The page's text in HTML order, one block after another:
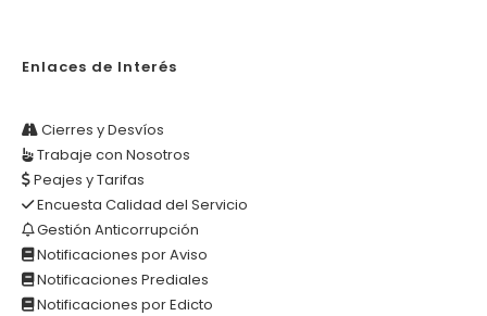
Enlaces de Interés
Cierres y Desvíos
Trabaje con Nosotros
Peajes y Tarifas
Encuesta Calidad del Servicio
Gestión Anticorrupción
Notificaciones por Aviso
Notificaciones Prediales
Notificaciones por Edicto